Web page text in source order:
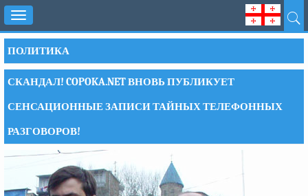
Toggle
navigation
ПОЛИТИКА
СКАНДАЛ! COPOKA.NET ВНОВЬ ПУБЛИКУЕТ
СЕНСАЦИОННЫЕ ЗАПИСИ ТАЙНЫХ ТЕЛЕФОННЫХ
РАЗГОВОРОВ!